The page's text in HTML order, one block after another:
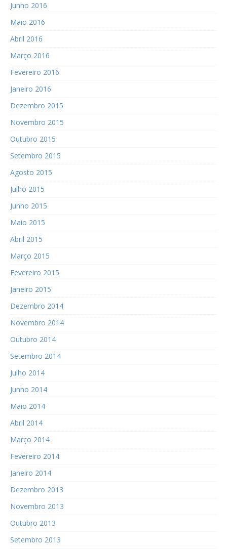
Junho 2016
Maio 2016
Abril 2016
Março 2016
Fevereiro 2016
Janeiro 2016
Dezembro 2015
Novembro 2015
Outubro 2015
Setembro 2015
Agosto 2015
Julho 2015
Junho 2015
Maio 2015
Abril 2015
Março 2015
Fevereiro 2015
Janeiro 2015
Dezembro 2014
Novembro 2014
Outubro 2014
Setembro 2014
Julho 2014
Junho 2014
Maio 2014
Abril 2014
Março 2014
Fevereiro 2014
Janeiro 2014
Dezembro 2013
Novembro 2013
Outubro 2013
Setembro 2013